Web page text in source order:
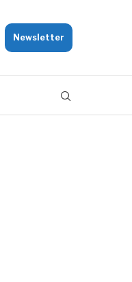
Newsletter